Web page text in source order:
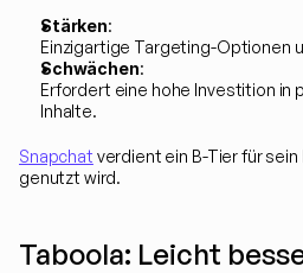
Stärken:
Einzigartige Targeting-Optionen
Schwächen:
Erfordert eine hohe Investition in
Inhalte.
Snapchat verdient ein B-Tier für
genutzt wird.
Taboola: Leicht